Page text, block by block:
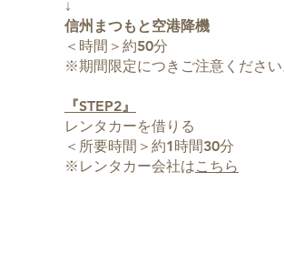
↓
信州まつもと空港降機
＜時間＞約50分
※期間限定につきご注意くださ
『STEP2』
レンタカーを借りる
＜所要時間＞約1時間30分
※レンタカー会社はこちら